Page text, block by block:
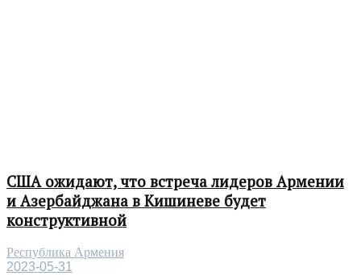
США ожидают, что встреча лидеров Армении
и Азербайджана в Кишиневе будет
конструктивной
Республика Армения
2023-05-31